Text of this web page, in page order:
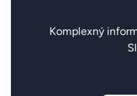
Komplexný